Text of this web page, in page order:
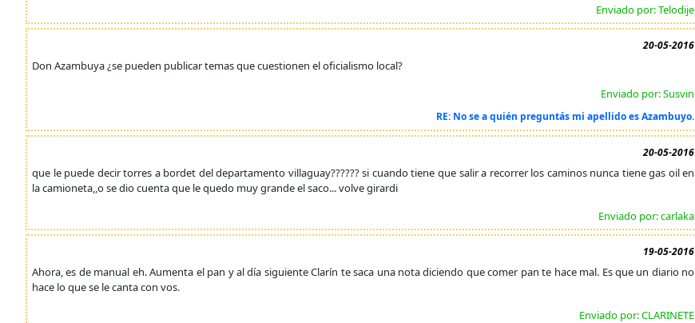
Enviado por: Telodije
20-05-2016
Don Azambuya ¿se pueden publicar temas que cuestionen el oficialismo local?
Enviado por: Susvin
RE: No se a quién preguntás mi apellido es Azambuyo.
20-05-2016
que le puede decir torres a bordet del departamento villaguay?????? si cuando tiene que salir a recorrer los caminos nunca tiene gas oil en
la camioneta,,o se dio cuenta que le quedo muy grande el saco... volve girardi
Enviado por: carlaka
19-05-2016
Ahora, es de manual eh. Aumenta el pan y al día siguiente Clarín te saca una nota diciendo que comer pan te hace mal. Es que un diario no
hace lo que se le canta con vos.
Enviado por: CLARINETE